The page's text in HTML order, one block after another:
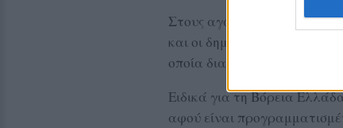
Στους αγαπημένους
και οι δημοφιλείς παραλίες
οποία διαθέτει υπέροχες
Ειδικά για τη Βόρεια
αφού είναι